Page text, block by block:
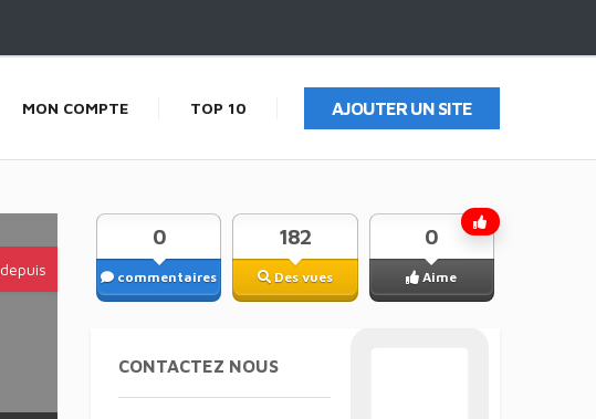
MON COMPTE TOP 10 AJOUTER UN SITE
depuis commentaires
0
Des vues
182
Aime
0
CONTACTEZ NOUS